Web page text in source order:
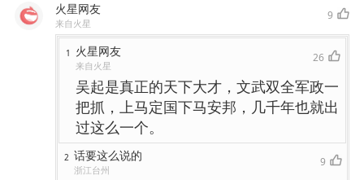
火星网友
来自火星
9
1 火星网友
来自火星
26
吴起是真正的天下大才，文武双全军政一
把抓，上马定国下马安邦，几千年也就出
过这么一个。
2 话要这么说的
浙江台州
9